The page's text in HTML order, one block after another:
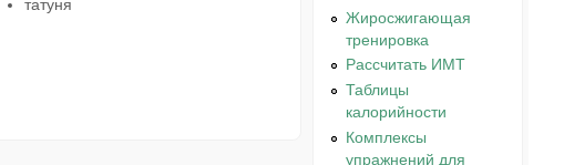
татуня
Жиросжигающая
тренировка
Рассчитать ИМТ
Таблицы
калорийности
Комплексы
упражнений для